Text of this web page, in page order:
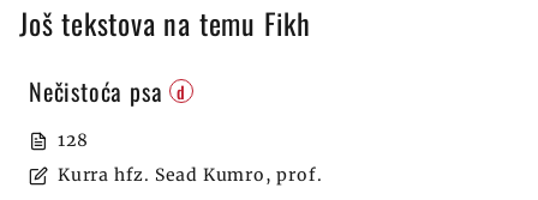
Još tekstova na temu Fikh
Nečistoća psa d
128
Kurra hfz. Sead Kumro, prof.